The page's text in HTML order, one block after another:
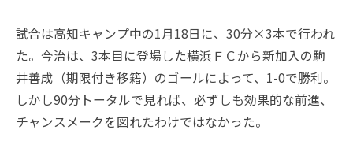
試合は高知キャンプ中の1月18日に、30分×3本で行われ
た。今治は、3本目に登場した横浜ＦＣから新加入の駒
井善成（期限付き移籍）のゴールによって、1-0で勝利。
しかし90分トータルで見れば、必ずしも効果的な前進、
チャンスメークを図れたわけではなかった。